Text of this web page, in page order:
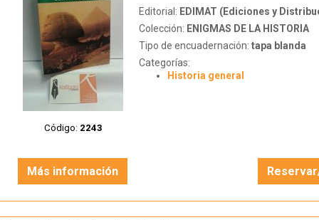
Código: 2243
Editorial: EDIMAT (Ediciones y
Colección: ENIGMAS DE LA HISTORIA
Tipo de encuadernación: tapa blanda
Categorías:
Historia general
Más información